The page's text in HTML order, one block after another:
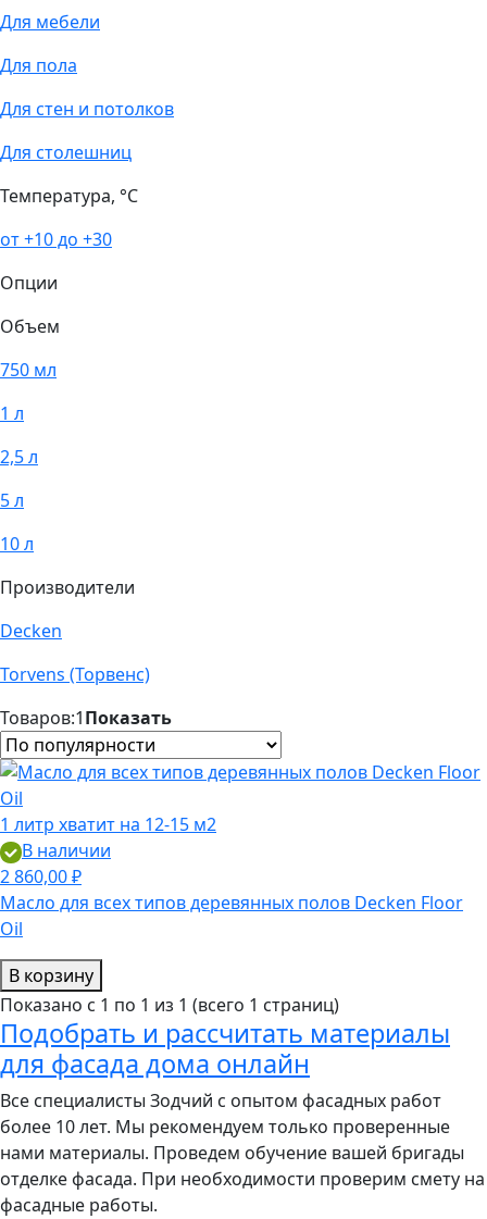
Для мебели
Для пола
Для стен и потолков
Для столешниц
Температура, °С
от +10 до +30
Опции
Объем
750 мл
1 л
2,5 л
5 л
10 л
Производители
Decken
Torvens (Торвенс)
Товаров:1Показать
1 литр хватит на 12-15 м2
В наличии
2 860,00 ₽
Масло для всех типов деревянных полов Decken Floor
Oil
В корзину
Показано с 1 по 1 из 1 (всего 1 страниц)
Подобрать и рассчитать материалы
для фасада дома онлайн
Все специалисты Зодчий с опытом фасадных работ
более 10 лет. Мы рекомендуем только проверенные
нами материалы. Проведем обучение вашей бригады
отделке фасада. При необходимости проверим смету на
фасадные работы.